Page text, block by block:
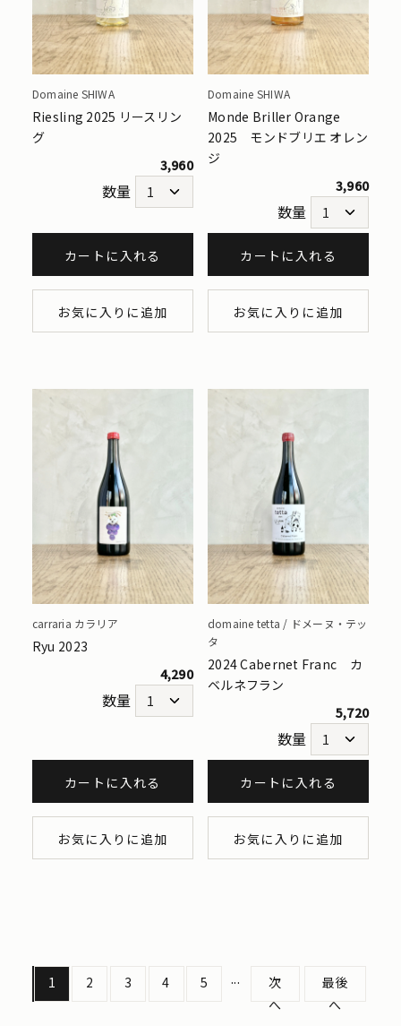
Domaine SHIWA
Riesling 2025 リースリン
グ
3,960
数量
カートに入れる
お気に入りに追加
Domaine SHIWA
Monde Briller Orange
2025 モンドブリエ オレン
ジ
3,960
数量
カートに入れる
お気に入りに追加
carraria カラリア
Ryu 2023
4,290
数量
カートに入れる
お気に入りに追加
domaine tetta / ドメーヌ・テッ
タ
2024 Cabernet Franc カ
ベルネフラン
5,720
数量
カートに入れる
お気に入りに追加
1 2 3 4 5 ...
次
へ
最後
へ